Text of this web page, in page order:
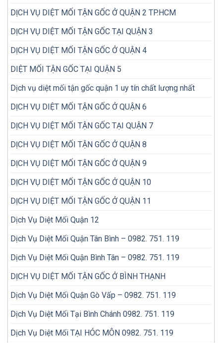
diệt
nhiều
khi
kiểm
mối
nhà
DỊCH VỤ DIỆT MỐI TẬN GỐC Ở QUẬN 2 TP.HCM
DỊCH VỤ DIỆT MỐI TẬN GỐC TẠI QUẬN 3
DỊCH VỤ DIỆT MỐI TẬN GỐC Ở QUẬN 4
DIỆT MỐI TẬN GỐC TẠI QUẬN 5
Dịch vụ diệt mối tận gốc quận 1 uy tín chất lượng nhất
DỊCH VỤ DIỆT MỐI TẬN GỐC Ở QUẬN 6
DỊCH VỤ DIỆT MỐI TẬN GỐC TẠI QUẬN 7
DỊCH VỤ DIỆT MỐI TẬN GỐC Ở QUẬN 8
DỊCH VỤ DIỆT MỐI TẬN GỐC Ở QUẬN 9
DỊCH VỤ DIỆT MỐI TẬN GỐC Ở QUẬN 10
DỊCH VỤ DIỆT MỐI TẬN GỐC Ở QUẬN 11
Dịch Vụ Diệt Mối Quận 12
Dịch Vụ Diệt Mối Quận Tân Bình – 0982. 751. 119
Dịch Vụ Diệt Mối Quận Bình Tân – 0982. 751. 119
DỊCH VỤ DIỆT MỐI TẬN GỐC Ở BÌNH THẠNH
Dịch Vụ Diệt Mối Quận Gò Vấp – 0982. 751. 119
Dịch Vụ Diệt Mối Tại Bình Chánh 0982. 751. 119
Dịch Vụ Diệt Mối TẠI HÓC MÔN 0982. 751. 119